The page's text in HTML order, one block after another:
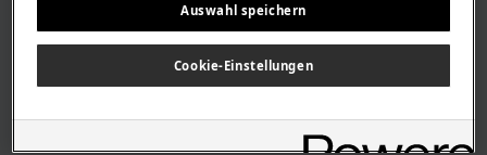
RECHTLICHES
Auswahl speichern
Cookie-Einstellungen